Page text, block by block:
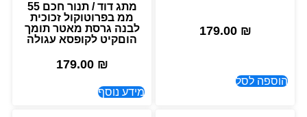
179.00 ₪
הוספה לסל
מתג דוד / תנור חכם 55
ממ בפרוטוקול זכוכית
לבנה גרסת מאטר תומך
הוםקיט לקופסא עגולה
179.00 ₪
מידע נוסף